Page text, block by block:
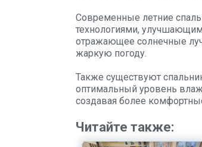
Современные летние
технологиями,
отражающее солнечные
жаркую погоду.
Также существуют
оптимальный уровень
создавая более
Читайте также: